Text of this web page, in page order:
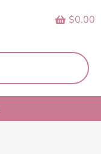
$0.00